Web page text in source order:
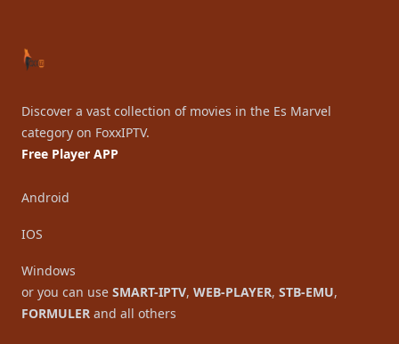
Discover a vast collection of movies in the Es Marvel
category on FoxxIPTV.
Free Player APP
Android
IOS
Windows
or you can use SMART-IPTV, WEB-PLAYER, STB-EMU,
FORMULER and all others